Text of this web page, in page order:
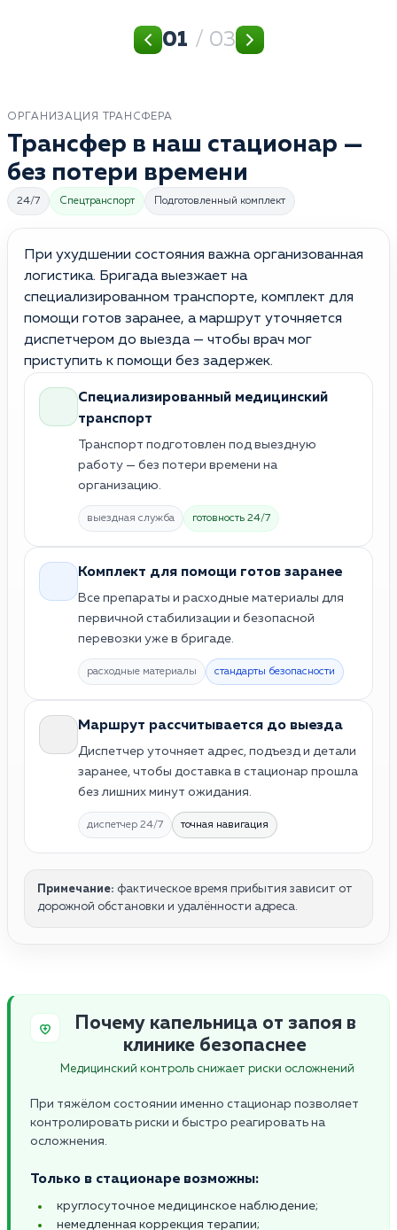
01 / 03
ОРГАНИЗАЦИЯ ТРАНСФЕРА
Трансфер в наш стационар —
без потери времени
24/7 Спецтранспорт Подготовленный комплект
При ухудшении состояния важна организованная
логистика. Бригада выезжает на
специализированном транспорте, комплект для
помощи готов заранее, а маршрут уточняется
диспетчером до выезда — чтобы врач мог
приступить к помощи без задержек.
Специализированный медицинский
транспорт
Транспорт подготовлен под выездную
работу — без потери времени на
организацию.
выездная служба готовность 24/7
Комплект для помощи готов заранее
Все препараты и расходные материалы для
первичной стабилизации и безопасной
перевозки уже в бригаде.
расходные материалы стандарты безопасности
Маршрут рассчитывается до выезда
Диспетчер уточняет адрес, подъезд и детали
заранее, чтобы доставка в стационар прошла
без лишних минут ожидания.
диспетчер 24/7 точная навигация
Примечание: фактическое время прибытия зависит от
дорожной обстановки и удалённости адреса.
Почему капельница от запоя в
клинике безопаснее
Медицинский контроль снижает риски осложнений
При тяжёлом состоянии именно стационар позволяет
контролировать риски и быстро реагировать на
осложнения.
Только в стационаре возможны:
круглосуточное медицинское наблюдение;
немедленная коррекция терапии;